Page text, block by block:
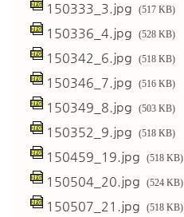
150333_3.jpg (517 KB)
150336_4.jpg (528 KB)
150342_6.jpg (518 KB)
150346_7.jpg (516 KB)
150349_8.jpg (503 KB)
150352_9.jpg (518 KB)
150459_19.jpg (518 KB)
150504_20.jpg (524 KB)
150507_21.jpg (518 KB)